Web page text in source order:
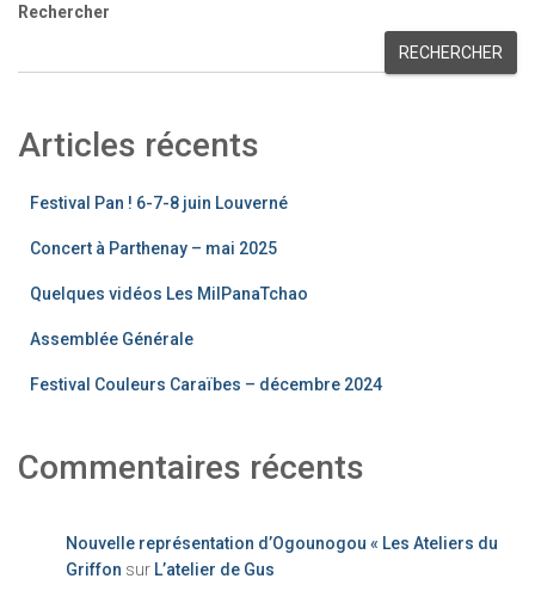
Rechercher
RECHERCHER
Articles récents
Festival Pan ! 6-7-8 juin Louverné
Concert à Parthenay – mai 2025
Quelques vidéos Les MilPanaTchao
Assemblée Générale
Festival Couleurs Caraïbes – décembre 2024
Commentaires récents
Nouvelle représentation d’Ogounogou « Les Ateliers du
Griffon sur L’atelier de Gus